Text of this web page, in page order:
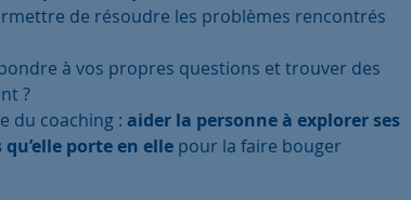
de résoudre les problèmes rencontrés
à vos propres questions et trouver des
?
du coaching : aider la personne à explorer ses
porte en elle pour la faire bouger